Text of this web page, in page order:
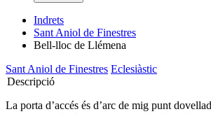
Indrets
Sant Aniol de Finestres
Bell-lloc de Llémena
Sant Aniol de Finestres Eclesiàstic
Descripció
La porta d’accés és d’arc de mig punt